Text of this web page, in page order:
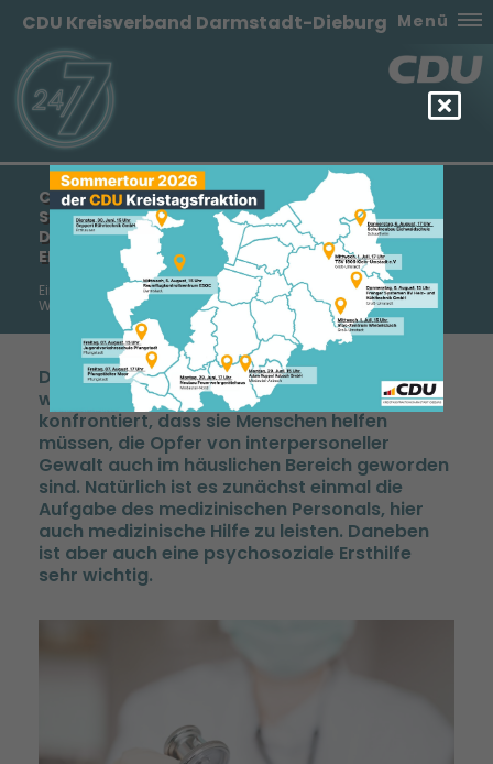
CDU Kreisverband Darmstadt-Dieburg Menü
CDU-KREISTAGSFRAKTION FORDERT LANDRAT
SCHELLHAAS AUF, EINE SCHUTZAMBULANZ FÜR
DEN LANDKREIS DARMSTADT-DIEBURG
EINZURICHTEN
Ein Beitrag vom stellvertretenden Fraktionsvorsitzenden Dr.
Werner Thomas
Die Notaufnahmen von Krankenhäusern
werden immer wieder mit der Tatsache
konfrontiert, dass sie Menschen helfen
müssen, die Opfer von interpersoneller
Gewalt auch im häuslichen Bereich geworden
sind. Natürlich ist es zunächst einmal die
Aufgabe des medizinischen Personals, hier
auch medizinische Hilfe zu leisten. Daneben
ist aber auch eine psychosoziale Ersthilfe
sehr wichtig.